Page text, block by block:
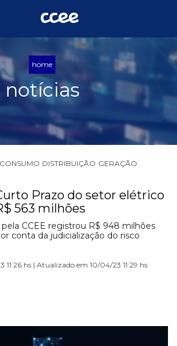
home
notícias
CONSUMO DISTRIBUIÇÃO GERAÇÃO
Prazo do setor elétrico
563 milhões
pela CCEE registrou R$ 948 milhões
conta da judicialização do risco
hs | Atualizado em 10/04/23 11:29 hs